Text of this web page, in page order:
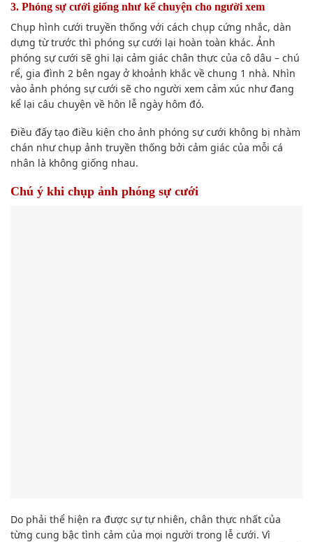
3. Phóng sự cưới giống như kể chuyện cho người xem
Chụp hình cưới truyền thống với cách chụp cứng nhắc, dàn
dựng từ trước thì phóng sự cưới lại hoàn toàn khác. Ảnh
phóng sự cưới sẽ ghi lại cảm giác chân thực của cô dâu – chú
rể, gia đình 2 bên ngay ở khoảnh khắc về chung 1 nhà. Nhìn
vào ảnh phóng sự cưới sẽ cho người xem cảm xúc như đang
kể lại câu chuyện về hôn lễ ngày hôm đó.
Điều đấy tạo điều kiện cho ảnh phóng sự cưới không bị nhàm
chán nhưchụp ảnh truyền thống bởi cảm giác của mỗi cá
nhân là không giống nhau.
Chú ý khi chụp ảnh phóng sự cưới
Do phải thể hiện ra được sự tự nhiên, chân thực nhất của
từng cung bậc tình cảm của mọi người trong lễ cưới. Vì